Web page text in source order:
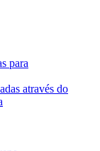
para
através do